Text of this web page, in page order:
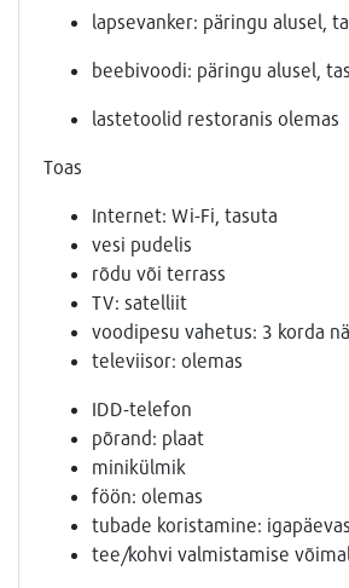
lapsevanker: päringu alusel,
beebivoodi: päringu alusel,
lastetoolid restoranis olemas
Toas
Internet: Wi-Fi, tasuta
vesi pudelis
rõdu või terrass
TV: satelliit
voodipesu vahetus: 3 korda
televiisor: olemas
IDD-telefon
põrand: plaat
minikülmik
föön: olemas
tubade koristamine:
tee/kohvi valmistamise